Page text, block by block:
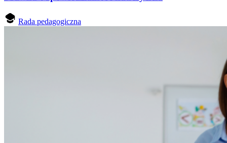
Rada pedagogiczna